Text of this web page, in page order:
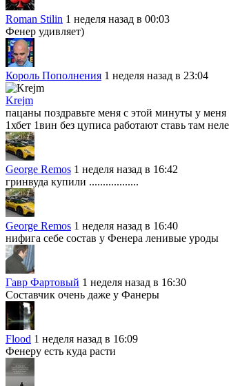
Roman Stilin 1 неделя назад в 00:03
Фенер удивляет)
Король Пополнения 1 неделя назад в 23:04
Krejm
пацаны поздравьте меня с этой минуты у
1хбет 1вин без цуписа работают ставь там
George Remos 1 неделя назад в 16:42
гринвуда купили ..................
George Remos 1 неделя назад в 16:40
нифига себе состав у Фенера ленивые уроды
Гавр Фартовый 1 неделя назад в 16:30
Составчик очень даже у Фанеры
Flood 1 неделя назад в 16:09
Фенеру есть куда расти